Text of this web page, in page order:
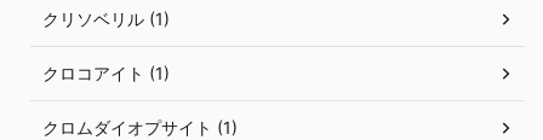
クリソベリル (1)
クロコアイト (1)
クロムダイオプサイト (1)